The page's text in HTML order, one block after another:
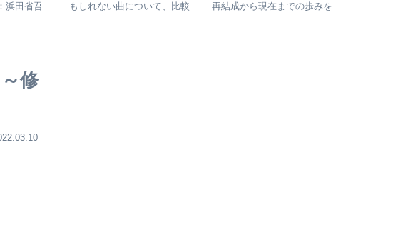
浜田省吾
もしれない曲について、比較
再結成から現在までの歩みを
修